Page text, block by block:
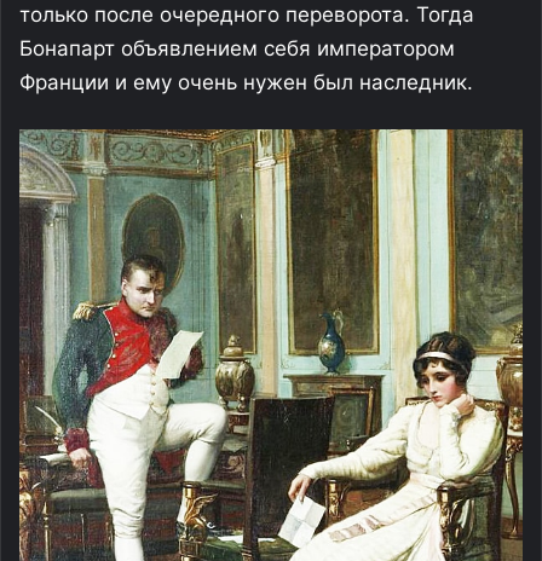
только после очередного переворота. Тогда
Бонапарт объявлением себя императором
Франции и ему очень нужен был наследник.